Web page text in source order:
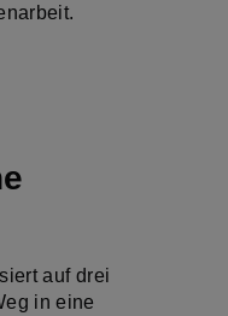
auf drei
in eine